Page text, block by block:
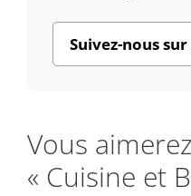
Suivez-nous
Vous
« Cuisine et